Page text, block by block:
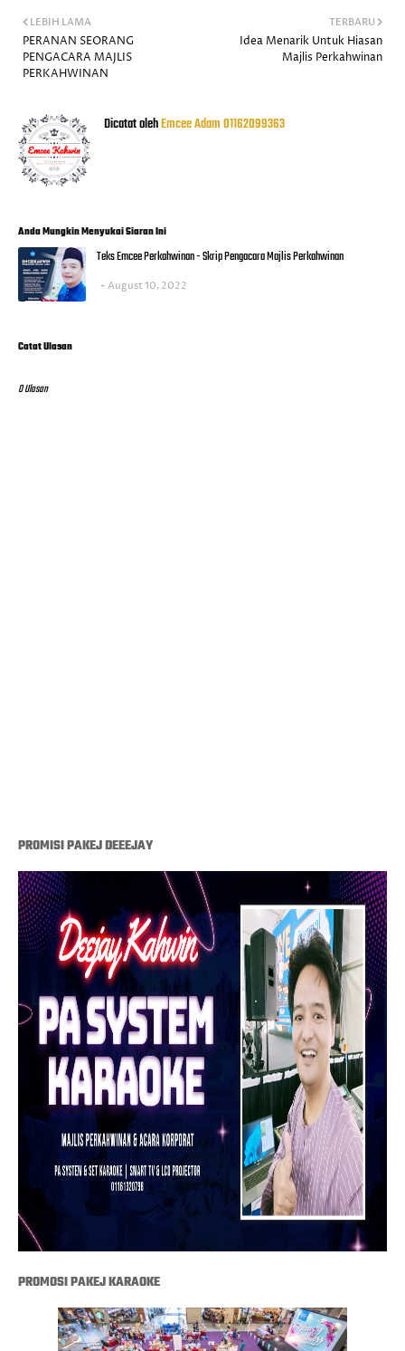
TERBARU
Idea Menarik Untuk Hiasan
Majlis Perkahwinan
LEBIH LAMA
PERANAN SEORANG
PENGACARA MAJLIS
PERKAHWINAN
Dicatat olehEmcee Adam 01162099363
Anda Mungkin Menyukai Siaran Ini
Teks Emcee Perkahwinan - Skrip Pengacara Majlis Perkahwinan
August 10, 2022
Catat Ulasan
0 Ulasan
PROMISI PAKEJ DEEEJAY
PROMOSI PAKEJ KARAOKE